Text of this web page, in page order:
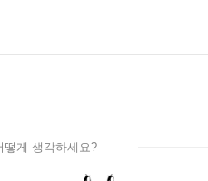
떻게 생각하세요?